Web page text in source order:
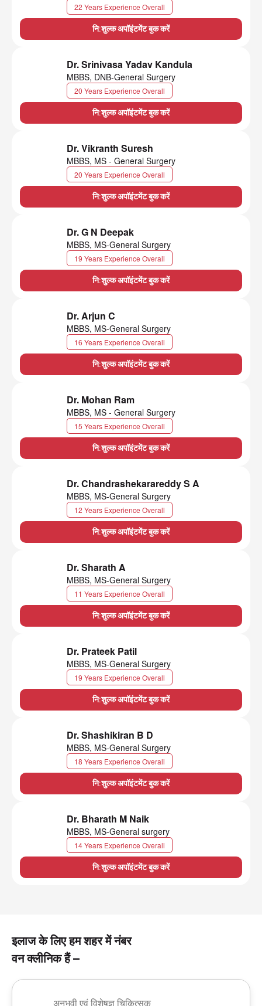
22 Years Experience Overall
नि:शुल्क अपॉइंटमेंट बुक करें
Dr. Srinivasa Yadav Kandula
MBBS, DNB-General Surgery
20 Years Experience Overall
नि:शुल्क अपॉइंटमेंट बुक करें
Dr. Vikranth Suresh
MBBS, MS - General Surgery
20 Years Experience Overall
नि:शुल्क अपॉइंटमेंट बुक करें
Dr. G N Deepak
MBBS, MS-General Surgery
19 Years Experience Overall
नि:शुल्क अपॉइंटमेंट बुक करें
Dr. Arjun C
MBBS, MS-General Surgery
16 Years Experience Overall
नि:शुल्क अपॉइंटमेंट बुक करें
Dr. Mohan Ram
MBBS, MS - General Surgery
15 Years Experience Overall
नि:शुल्क अपॉइंटमेंट बुक करें
Dr. Chandrashekarareddy S A
MBBS, MS-General Surgery
12 Years Experience Overall
नि:शुल्क अपॉइंटमेंट बुक करें
Dr. Sharath A
MBBS, MS-General Surgery
11 Years Experience Overall
नि:शुल्क अपॉइंटमेंट बुक करें
Dr. Prateek Patil
MBBS, MS-General Surgery
19 Years Experience Overall
नि:शुल्क अपॉइंटमेंट बुक करें
Dr. Shashikiran B D
MBBS, MS-General Surgery
18 Years Experience Overall
नि:शुल्क अपॉइंटमेंट बुक करें
Dr. Bharath M Naik
MBBS, MS-General surgery
14 Years Experience Overall
नि:शुल्क अपॉइंटमेंट बुक करें
इलाज के लिए हम शहर में नंबर
वन क्लीनिक हैं –
अनुभवी एवं विशेषज्ञ चिकित्सक